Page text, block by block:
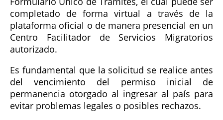
completado de forma virtual a través de la
plataforma oficial o de manera presencial en un
Centro Facilitador de Servicios Migratorios
autorizado.
Es fundamental que la solicitud se realice antes
del vencimiento del permiso inicial de
permanencia otorgado al ingresar al país para
evitar problemas legales o posibles rechazos.